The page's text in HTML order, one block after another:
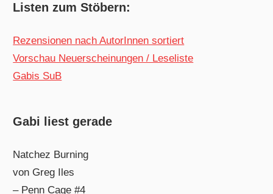
Listen zum Stöbern:
Rezensionen nach AutorInnen sortiert
Vorschau Neuerscheinungen / Leseliste
Gabis SuB
Gabi liest gerade
Natchez Burning
von Greg Iles
– Penn Cage #4